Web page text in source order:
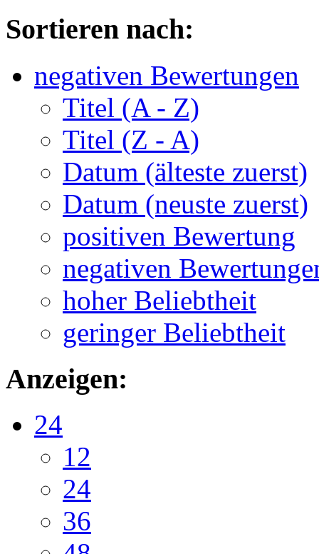
Sortieren nach:
negativen Bewertungen
Titel (A - Z)
Titel (Z - A)
Datum (älteste zuerst)
Datum (neuste zuerst)
positiven Bewertung
negativen
hoher Beliebtheit
geringer Beliebtheit
Anzeigen:
24
12
24
36